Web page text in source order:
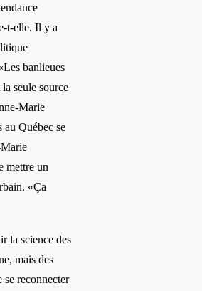
t-elle. Il y a
banlieues
la seule source
Marie
au Québec se
mettre un
«Ça
la science des
mais des
reconnecter